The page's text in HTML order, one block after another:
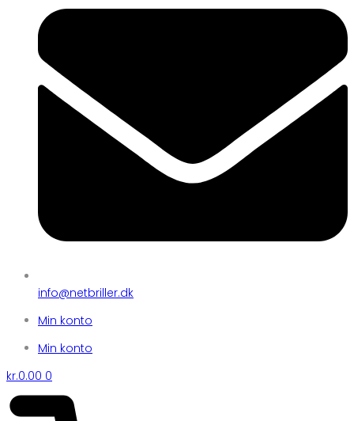
info@netbriller.dk
Min konto
Min konto
kr.0.00 0